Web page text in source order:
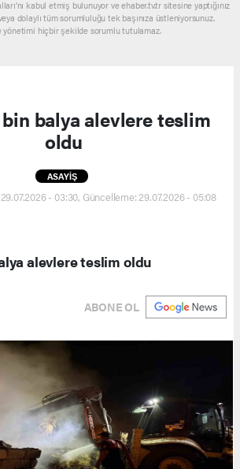
kabul etmiş bulunuyor ve ehaber.tv.tr sitesine yaptığınız
dolaylı tüm sorumluluğu tek başınıza üstleniyorsunuz.
yönetimi hiçbir şekilde sorumlu tutulamaz.
bin balya alevlere teslim
oldu
ASAYİŞ
- 03:30, Güncelleme: 29.07.2026 - 05:08
alevlere teslim oldu
ABONE OL